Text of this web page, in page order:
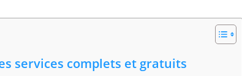
services complets et gratuits